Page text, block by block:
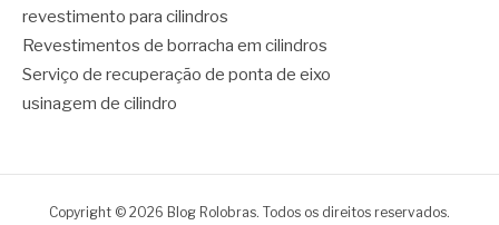
revestimento para cilindros
Revestimentos de borracha em cilindros
Serviço de recuperação de ponta de eixo
usinagem de cilindro
Copyright © 2026 Blog Rolobras. Todos os direitos reservados.